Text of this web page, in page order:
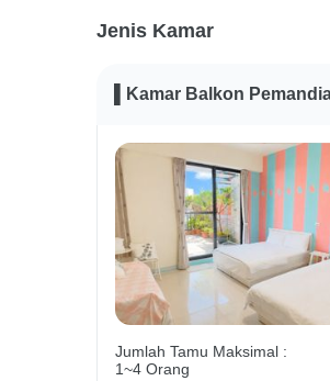
Jenis Kamar
▌Kamar Balkon
Jumlah Tamu Maksimal :
1~4 Orang